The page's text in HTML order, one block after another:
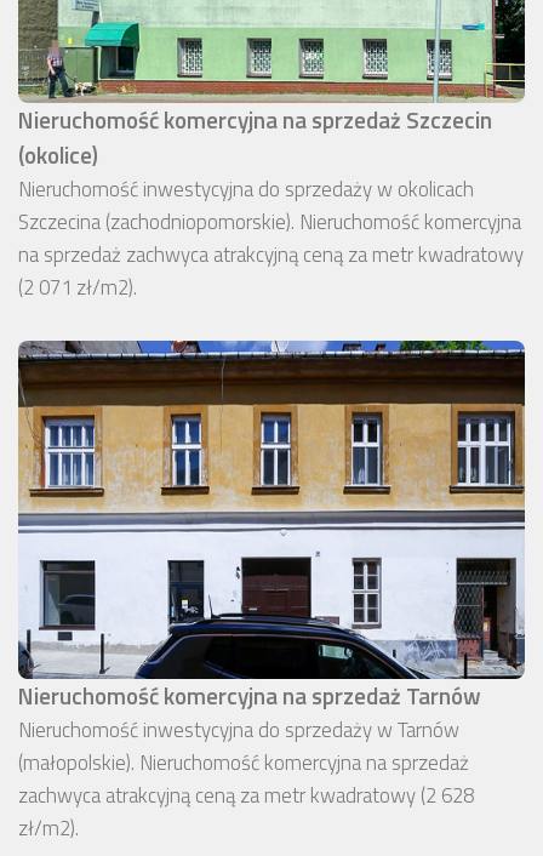
Nieruchomość komercyjna na sprzedaż Szczecin
(okolice)
Nieruchomość inwestycyjna do sprzedaży w okolicach
Szczecina (zachodniopomorskie). Nieruchomość komercyjna
na sprzedaż zachwyca atrakcyjną ceną za metr kwadratowy
(2 071 zł/m2).
Nieruchomość komercyjna na sprzedaż Tarnów
Nieruchomość inwestycyjna do sprzedaży w Tarnów
(małopolskie). Nieruchomość komercyjna na sprzedaż
zachwyca atrakcyjną ceną za metr kwadratowy (2 628
zł/m2).